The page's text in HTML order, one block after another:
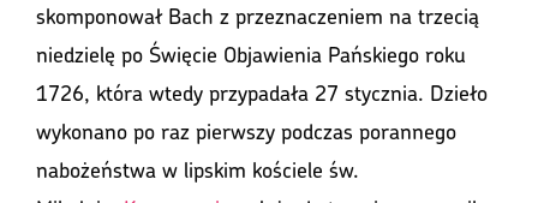
skomponował Bach z przeznaczeniem na trzecią
niedzielę po Święcie Objawienia Pańskiego roku
1726, która wtedy przypadała 27 stycznia. Dzieło
wykonano po raz pierwszy podczas porannego
nabożeństwa w lipskim kościele św.